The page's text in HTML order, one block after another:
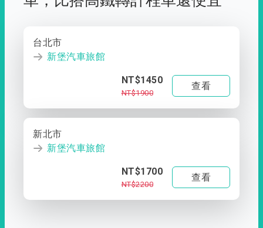
台北市
新堡汽車旅館
NT$1450
NT$1900
查看
新北市
新堡汽車旅館
NT$1700
NT$2200
查看